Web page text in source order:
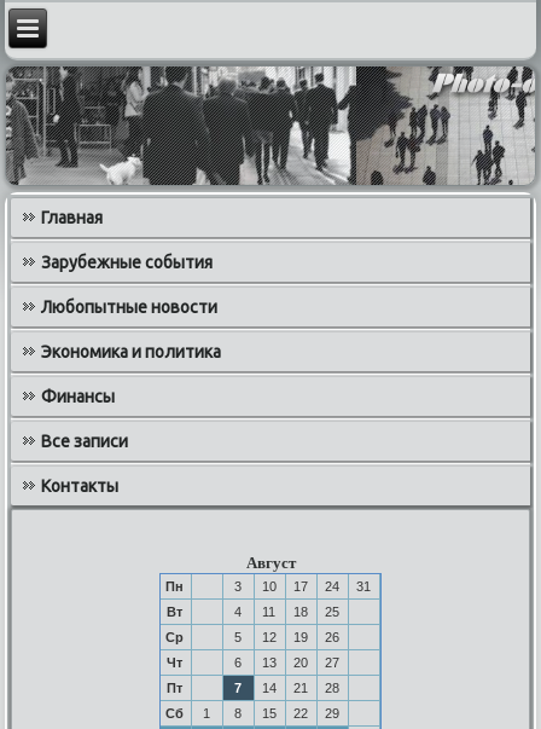
Главная
Зарубежные события
Любопытные новости
Экономика и политика
Финансы
Все записи
Контакты
Август
Пн 3 10 17 24
31
Вт
4 11 18
25
Ср
5 12 19
26
Чт
6 13 20
27
Пт
7 14 21
28
Сб
1 8 15 22
29